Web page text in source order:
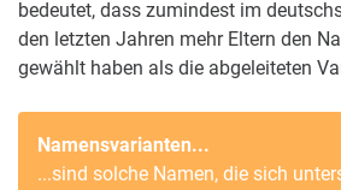
bedeutet, dass zumindest im
den letzten Jahren mehr Eltern den
gewählt haben als die abgeleiteten
Namensvarianten...
...sind solche Namen, die sich